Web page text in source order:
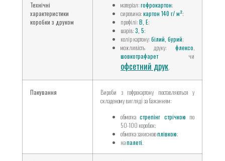
Технічні
характеристики
коробки з друком
матеріал:гофрокартон;
сировина:картон 140 г/ м²;
профілі:B, E;
шарів:3, 5;
колір картону:білий, бурий;
можливість друку:флексо,
шовкотрафаретчи
офсетний друк.
Пакування
Вироби з гофрокартону поставляються у
складеному вигляді за бажанням:
обмоткастрепінг стрічкою по
50-100 коробок;
обмотка захисноюплівкою;
напалеті.